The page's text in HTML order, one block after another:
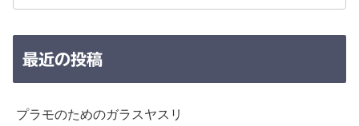
最近の投稿
プラモのためのガラスヤスリ